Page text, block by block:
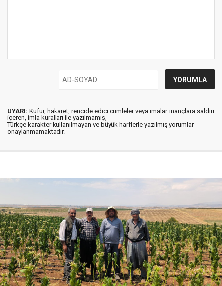
UYARI: Küfür, hakaret, rencide edici cümleler veya imalar, inançlara saldırı
içeren, imla kuralları ile yazılmamış,
Türkçe karakter kullanılmayan ve büyük harflerle yazılmış yorumlar
onaylanmamaktadır.